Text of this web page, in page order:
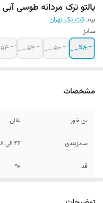
پالتو ترک مردانه طوسی آبی
برند:کت تک تهران
سایز
48
50
52
54
مشخصات
تن خور عالی
سایزبندی ۴۶ الی ۵۸
قد 90